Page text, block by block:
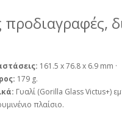
προδιαγραφές,
161.5 x 76.8 x 6.9 mm ·
179 g.
Γυαλί (Gorilla Glass Victus+)
πλαίσιο.